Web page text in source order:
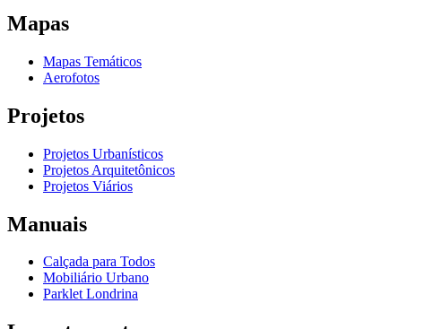
Mapas
Mapas Temáticos
Aerofotos
Projetos
Projetos Urbanísticos
Projetos Arquitetônicos
Projetos Viários
Manuais
Calçada para Todos
Mobiliário Urbano
Parklet Londrina